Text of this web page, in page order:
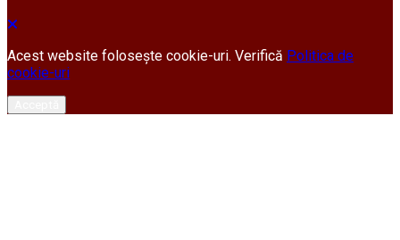
Acest website folosește cookie-uri. Verifică Politica de
cookie-uri